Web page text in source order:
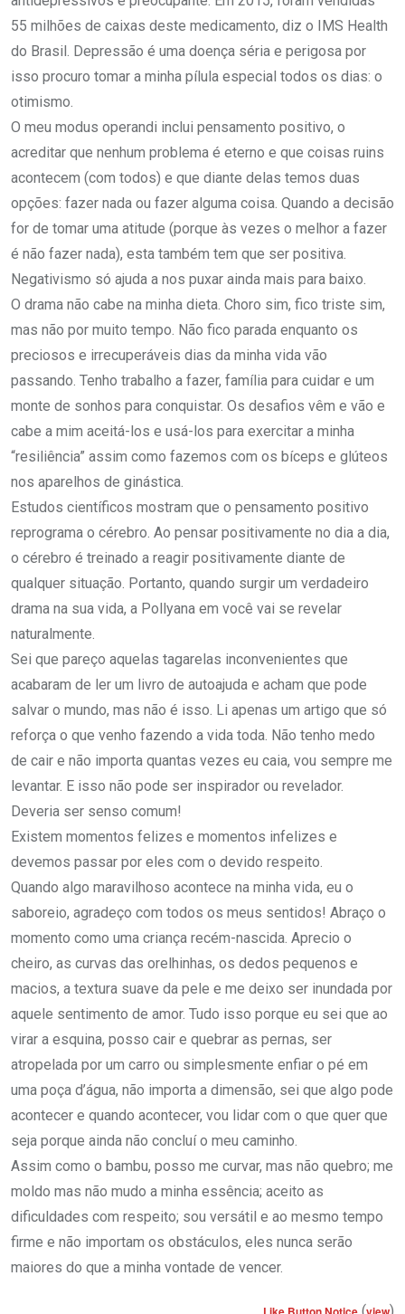
55 milhões de caixas deste medicamento, diz o IMS Health
do Brasil. Depressão é uma doença séria e perigosa por
isso procuro tomar a minha pílula especial todos os dias: o
otimismo.
O meu modus operandi inclui pensamento positivo, o
acreditar que nenhum problema é eterno e que coisas ruins
acontecem (com todos) e que diante delas temos duas
opções: fazer nada ou fazer alguma coisa. Quando a decisão
for de tomar uma atitude (porque às vezes o melhor a fazer
é não fazer nada), esta também tem que ser positiva.
Negativismo só ajuda a nos puxar ainda mais para baixo.
O drama não cabe na minha dieta. Choro sim, fico triste sim,
mas não por muito tempo. Não fico parada enquanto os
preciosos e irrecuperáveis dias da minha vida vão
passando. Tenho trabalho a fazer, família para cuidar e um
monte de sonhos para conquistar. Os desafios vêm e vão e
cabe a mim aceitá-los e usá-los para exercitar a minha
“resiliência” assim como fazemos com os bíceps e glúteos
nos aparelhos de ginástica.
Estudos científicos mostram que o pensamento positivo
reprograma o cérebro. Ao pensar positivamente no dia a dia,
o cérebro é treinado a reagir positivamente diante de
qualquer situação. Portanto, quando surgir um verdadeiro
drama na sua vida, a Pollyana em você vai se revelar
naturalmente.
Sei que pareço aquelas tagarelas inconvenientes que
acabaram de ler um livro de autoajuda e acham que pode
salvar o mundo, mas não é isso. Li apenas um artigo que só
reforça o que venho fazendo a vida toda. Não tenho medo
de cair e não importa quantas vezes eu caia, vou sempre me
levantar. E isso não pode ser inspirador ou revelador.
Deveria ser senso comum!
Existem momentos felizes e momentos infelizes e
devemos passar por eles com o devido respeito.
Quando algo maravilhoso acontece na minha vida, eu o
saboreio, agradeço com todos os meus sentidos! Abraço o
momento como uma criança recém-nascida. Aprecio o
cheiro, as curvas das orelhinhas, os dedos pequenos e
macios, a textura suave da pele e me deixo ser inundada por
aquele sentimento de amor. Tudo isso porque eu sei que ao
virar a esquina, posso cair e quebrar as pernas, ser
atropelada por um carro ou simplesmente enfiar o pé em
uma poça d’água, não importa a dimensão, sei que algo pode
acontecer e quando acontecer, vou lidar com o que quer que
seja porque ainda não concluí o meu caminho.
Assim como o bambu, posso me curvar, mas não quebro; me
moldo mas não mudo a minha essência; aceito as
dificuldades com respeito; sou versátil e ao mesmo tempo
firme e não importam os obstáculos, eles nunca serão
maiores do que a minha vontade de vencer.